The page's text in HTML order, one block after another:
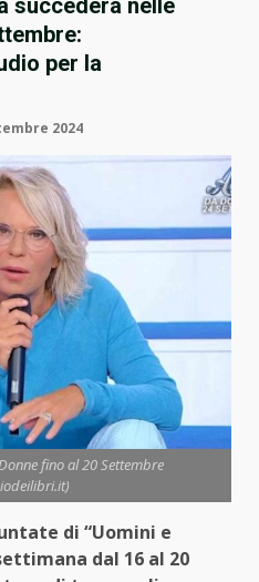
succederà nelle
per la
2024
fino al 20 Settembre
di “Uomini e
dal 16 al 20